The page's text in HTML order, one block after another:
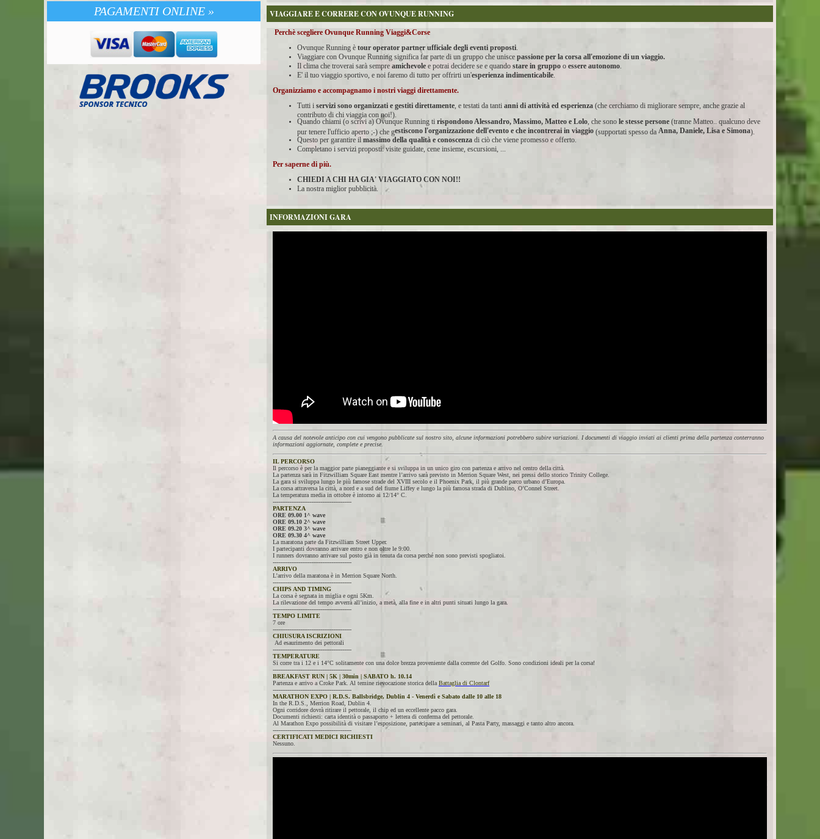
PAGAMENTI ONLINE » VIAGGIARE E CORRERE CON OVUNQUE RUNNING
Perchè scegliere Ovunque Running Viaggi&Corse
Ovunque Running è tour operator partner ufficiale degli eventi proposti.
Viaggiare con Ovunque Running significa far parte di un gruppo che unisce passione per la corsa all'emozione di un viaggio.
Il clima che troverai sarà sempre amichevole e potrai decidere se e quando stare in gruppo o essere autonomo.
E' il tuo viaggio sportivo, e noi faremo di tutto per offrirti un'esperienza indimenticabile.
Organizziamo e accompagnamo i nostri viaggi direttamente.
Tutti i servizi sono organizzati e gestiti direttamente, e testati da tanti anni di attività ed esperienza (che cerchiamo di migliorare sempre, anche grazie al
contributo di chi viaggia con noi!).
Quando chiami (o scrivi a) Ovunque Running ti rispondono Alessandro, Massimo, Matteo e Lolo, che sono le stesse persone (tranne Matteo.. qualcuno deve
pur tenere l'ufficio aperto ;-) che gestiscono l'organizzazione dell'evento e che incontrerai in viaggio (supportati spesso da Anna, Daniele, Lisa e Simona).
Questo per garantire il massimo della qualità e conoscenza di ciò che viene promesso e offerto.
Completano i servizi proposti: visite guidate, cene insieme, escursioni, ...
Per saperne di più.
CHIEDI A CHI HA GIA' VIAGGIATO CON NOI!!
La nostra miglior pubblicità.
INFORMAZIONI GARA
A causa del notevole anticipo con cui vengono pubblicate sul nostro sito, alcune informazioni potrebbero subire variazioni. I documenti di viaggio inviati ai clienti prima della partenza conterranno
informazioni aggiornate, complete e precise.
IL PERCORSO
Il percorso è per la maggior parte pianeggiante e si sviluppa in un unico giro con partenza e arrivo nel centro della città.
La partenza sarà in Fitzwilliam Square East mentre l’arrivo sarà previsto in Merrion Square West, nei pressi dello storico Trinity College.
La gara si sviluppa lungo le più famose strade del XVIII secolo e il Phoenix Park, il più grande parco urbano d’Europa.
La corsa attraversa la città, a nord e a sud del fiume Liffey e lungo la più famosa strada di Dublino, O’Connel Street.
La temperatura media in ottobre è intorno ai 12/14° C.
-------------------------------------------
PARTENZA
ORE 09.00 1^ wave
ORE 09.10 2^ wave
ORE 09.20 3^ wave
ORE 09.30 4^ wave
La maratona parte da Fitzwilliam Street Upper.
I partecipanti dovranno arrivare entro e non oltre le 9:00.
I runners dovranno arrivare sul posto già in tenuta da corsa perché non sono previsti spogliatoi.
-------------------------------------------
ARRIVO
L’arrivo della maratona è in Merrion Square North.
-------------------------------------------
CHIPS AND TIMING
La corsa è segnata in miglia e ogni 5Km.
La rilevazione del tempo avverrà all’inizio, a metà, alla fine e in altri punti situati lungo la gara.
-------------------------------------------
TEMPO LIMITE
7 ore
-------------------------------------------
CHIUSURA ISCRIZIONI
Ad esaurimento dei pettorali
-------------------------------------------
TEMPERATURE
Si corre tra i 12 e i 14°C solitamente con una dolce brezza proveniente dalla corrente del Golfo. Sono condizioni ideali per la corsa!
-------------------------------------------
BREAKFAST RUN | 5K | 30min | SABATO h. 10.14
Partenza e arrivo a Croke Park. Al temine rievocazione storica della Battaglia di Clontarf
-------------------------------------------
MARATHON EXPO | R.D.S. Ballsbridge, Dublin 4 - Venerdì e Sabato dalle 10 alle 18
In the R.D.S., Merrion Road, Dublin 4.
Ogni corridore dovrà ritirare il pettorale, il chip ed un eccellente pacco gara.
Documenti richiesti: carta identità o passaporto + lettera di conferma del pettorale.
Al Marathon Expo possibilità di visitare l’esposizione, partecipare a seminari, al Pasta Party, massaggi e tanto altro ancora.
-------------------------------------------
CERTIFICATI MEDICI RICHIESTI
Nessuno.